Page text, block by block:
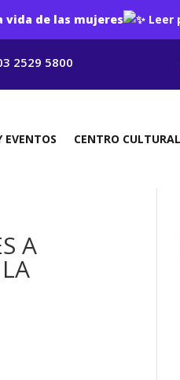
vida de las mujeres Leer
2529 5800
EVENTOS CENTRO CULTURAL
A